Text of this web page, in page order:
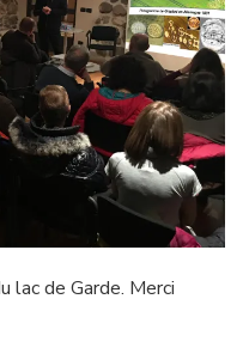
lac de Garde. Merci